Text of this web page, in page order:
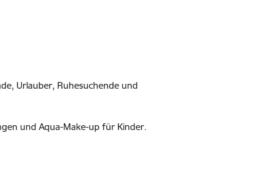
Urlauber, Ruhesuchende und
und Aqua-Make-up für Kinder.